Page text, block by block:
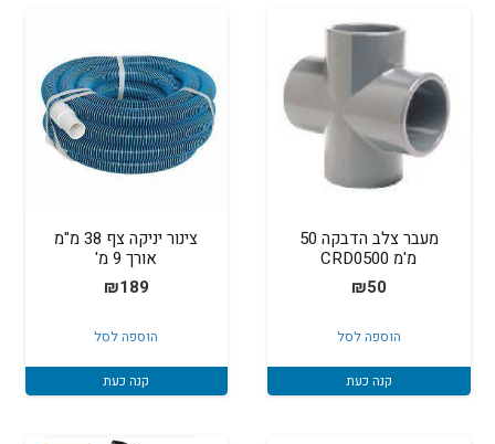
מעבר צלב הדבקה 50
מ'מ CRD0500
₪50
הוספה לסל
קנה כעת
צינור יניקה צף 38 מ"מ
אורך 9 מ'
₪189
הוספה לסל
קנה כעת